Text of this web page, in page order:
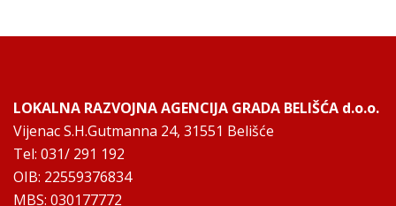
LOKALNA RAZVOJNA AGENCIJA GRADA BELIŠĆA d.o.o.
Vijenac S.H.Gutmanna 24, 31551 Belišće
Tel: 031/ 291 192
OIB: 22559376834
MBS: 030177772